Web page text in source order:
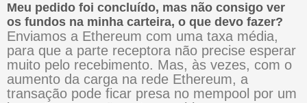
Meu pedido foi concluído, mas não consigo ver
os fundos na minha carteira, o que devo fazer?
Enviamos a Ethereum com uma taxa média,
para que a parte receptora não precise esperar
muito pelo recebimento. Mas, às vezes, com o
aumento da carga na rede Ethereum, a
transação pode ficar presa no mempool por um